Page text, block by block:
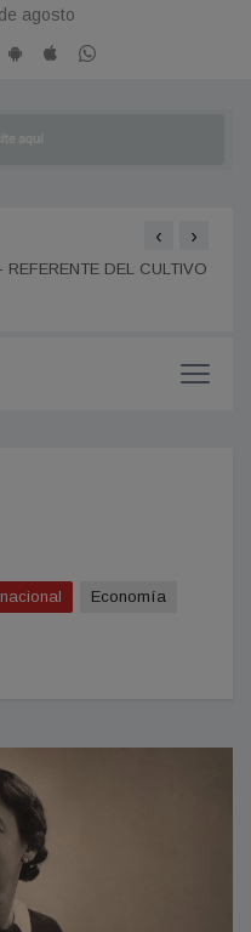
agosto
- CANTANTE
‹ ›
Economía